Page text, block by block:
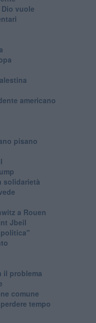
vuole
americano
pisano
solidarietà
a Rouen
Jbeil
il problema
comune
tempo